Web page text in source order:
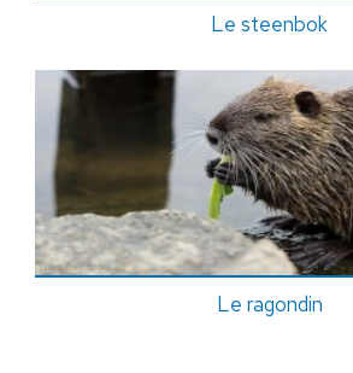
Le steenbok
Le ragondin